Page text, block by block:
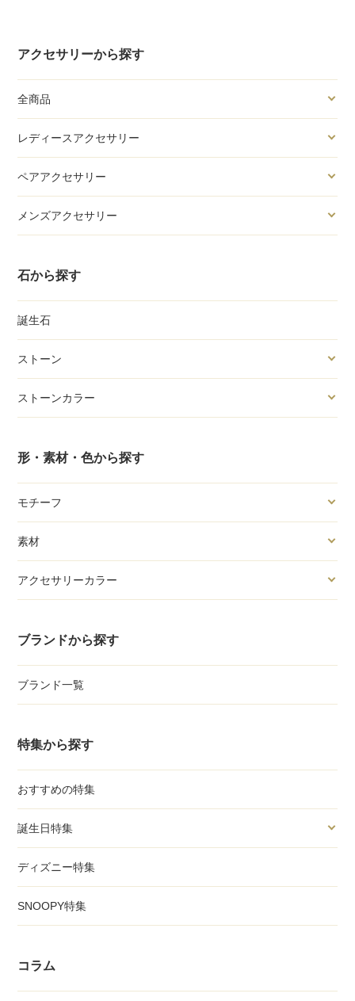
アクセサリーから探す
全商品
レディースアクセサリー
ペアアクセサリー
メンズアクセサリー
石から探す
誕生石
ストーン
ストーンカラー
形・素材・色から探す
モチーフ
素材
アクセサリーカラー
ブランドから探す
ブランド一覧
特集から探す
おすすめの特集
誕生日特集
ディズニー特集
SNOOPY特集
コラム